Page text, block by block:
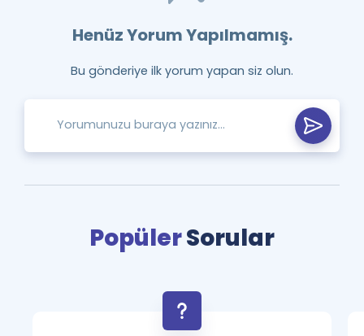
Henüz Yorum Yapılmamış.
Bu gönderiye ilk yorum yapan siz olun.
PopülerSorular